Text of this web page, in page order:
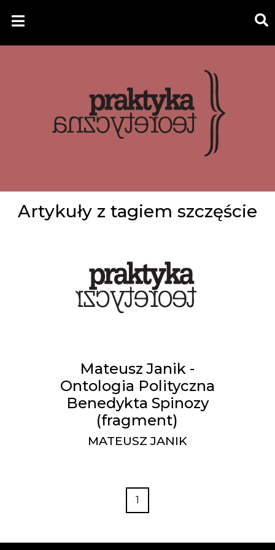
Artykuły z tagiem szczęście
Mateusz Janik -
Ontologia Polityczna
Benedykta Spinozy
(fragment)
MATEUSZ JANIK
1